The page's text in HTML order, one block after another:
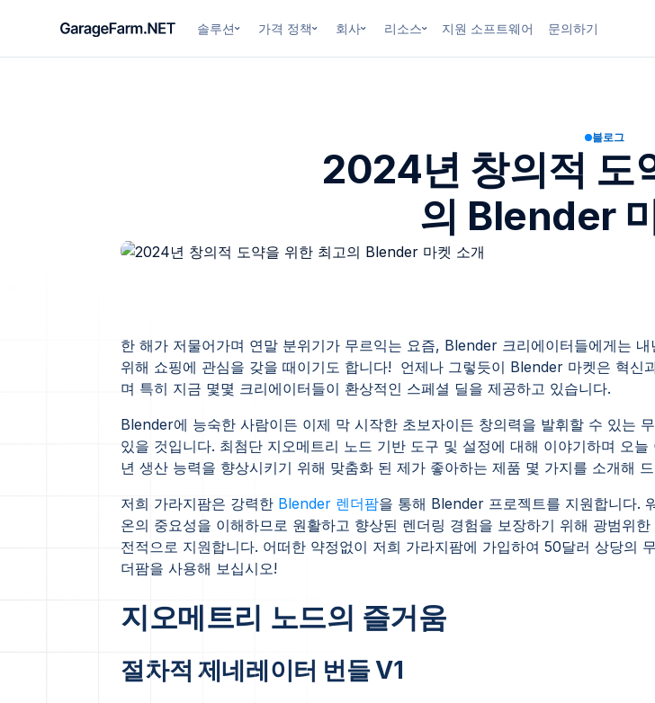
솔루션 가격 정책 회사 리소스 지원 소프트웨어 문의하기
블로그
2024년 창의적 도
의 Blender
한 해가 저물어가며 연말 분위기가 무르익는 요즘, Blender 크리에이터들에게는 내
위해 쇼핑에 관심을 갖을 때이기도 합니다! 언제나 그렇듯이 Blender 마켓은 혁신
며 특히 지금 몇몇 크리에이터들이 환상적인 스페셜 딜을 제공하고 있습니다.
Blender에 능숙한 사람이든 이제 막 시작한 초보자이든 창의력을 발휘할 수 있는
있을 것입니다. 최첨단 지오메트리 노드 기반 도구 및 설정에 대해 이야기하며 오
년 생산 능력을 향상시키기 위해 맞춤화 된 제가 좋아하는 제품 몇 가지를 소개해
저희 가라지팜은 강력한 Blender 렌더팜을 통해 Blender 프로젝트를 지원합니다.
온의 중요성을 이해하므로 원활하고 향상된 렌더링 경험을 보장하기 위해 광범위
전적으로 지원합니다. 어떠한 약정없이 저희 가라지팜에 가입하여 50달러 상당의
더팜을 사용해 보십시오!
지오메트리 노드의 즐거움
절차적 제네레이터 번들 V1